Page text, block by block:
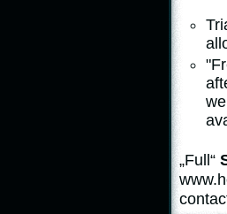
„Full“